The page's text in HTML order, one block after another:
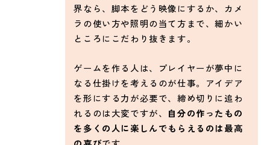
界なら、脚本をどう映像にするか、カメ
ラの使い方や照明の当て方まで、細かい
ところにこだわり抜きます。
ゲームを作る人は、プレイヤーが夢中に
なる仕掛けを考えるのが仕事。アイデア
を形にする力が必要で、締め切りに追わ
れるのは大変ですが、 自分の作ったもの
を多くの人に楽しんでもらえるのは最高